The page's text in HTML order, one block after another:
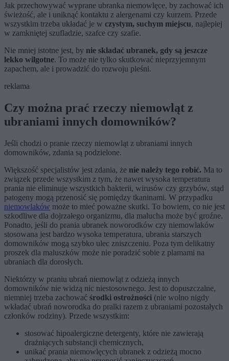
Jak przechowywać wyprane ubranka niemowlęce, by zachować ich
świeżość, ale i uniknąć kontaktu z alergenami czy kurzem. Przede
wszystkim trzeba układać je w czystym, suchym miejscu, najlepiej
w zamkniętej szufladzie, szafce czy szafie.
Nie mniej istotne jest, by nie składać ubranek, gdy są jeszcze
lekko wilgotne. To może nie tylko skutkować nieprzyjemnym
zapachem, ale i prowadzić do rozwoju pleśni.
reklama
Czy można prać rzeczy niemowląt z
ubraniami innych domowników?
Jeśli chodzi o pranie rzeczy niemowląt z ubraniami innych
domowników, zdania są podzielone.
Większość specjalistów jest zdania, że nie należy tego robić. Ma to
związek przede wszystkim z tym, że nawet wysoka temperatura
prania nie eliminuje wszystkich bakterii, wirusów czy grzybów, stąd
patogeny mogą przenosić się pomiędzy tkaninami. W przypadku
niemowlaków może to mieć poważne skutki. To bowiem, co nie jest
szkodliwe dla dojrzałego organizmu, dla malucha może być groźne.
Ponadto, jeśli do prania ubranek noworodków czy niemowlaków
stosowana jest bardzo wysoka temperatura, ubrania starszych
domowników mogą szybko ulec zniszczeniu. Poza tym delikatny
proszek dla maluszków może nie poradzić sobie z plamami na
ubraniach dla dorosłych.
Niektórzy w praniu ubrań niemowląt z odzieżą innych
domowników nie widzą nic niestosownego. Jest to dopuszczalne,
niemniej trzeba zachować środki ostrożności (nie wolno nigdy
wkładać ubrań noworodka do pralki razem z ubraniami pozostałych
członków rodziny). Przede wszystkim:
stosować hipoalergiczne detergenty, które nie zawierają
drażniących substancji chemicznych,
unikać prania niemowlęcych ubranek z odzieżą mocno